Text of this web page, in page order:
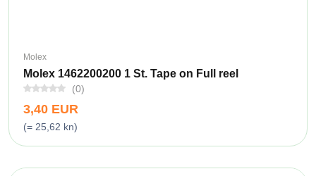
Molex
Molex 1462200200 1 St. Tape on Full reel
(0)
3,40 EUR
(= 25,62 kn)